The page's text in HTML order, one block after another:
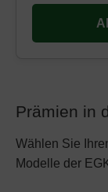
Prämien in
Wählen Sie
Modelle der